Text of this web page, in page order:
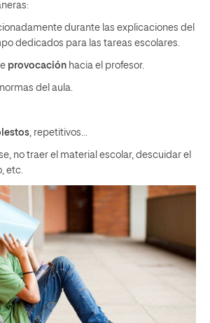
durante las explicaciones del
dedicados para las tareas escolares.
provocación hacia el profesor.
del aula.
, repetitivos…
no traer el material escolar, descuidar el
etc.